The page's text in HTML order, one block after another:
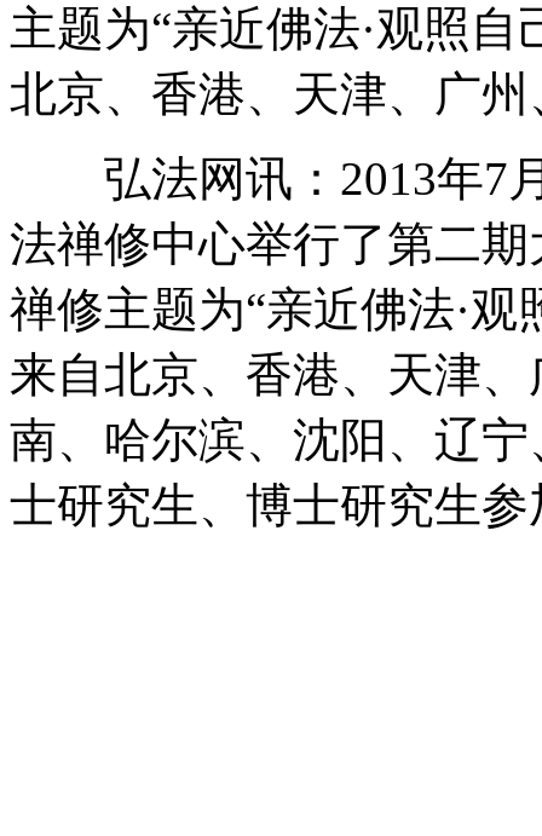
主题为“亲近佛法·观照自
北京、香港、天津、广
弘法网讯：2013年7月
法禅修中心举行了第二
禅修主题为“亲近佛法·观
来自北京、香港、天津
南、哈尔滨、沈阳、辽
士研究生、博士研究生